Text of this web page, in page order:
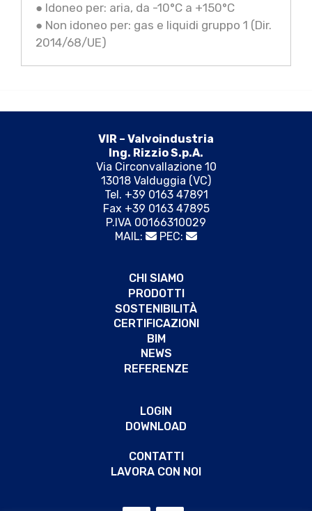
● Idoneo per: aria, da -10°C a +150°C
● Non idoneo per: gas e liquidi gruppo 1 (Dir.
2014/68/UE)
VIR – Valvoindustria
Ing. Rizzio S.p.A.
Via Circonvallazione 10
13018 Valduggia (VC)
Tel. +39 0163 47891
Fax +39 0163 47895
P.IVA 00166310029
MAIL:
PEC:
CHI SIAMO
PRODOTTI
SOSTENIBILITÀ
CERTIFICAZIONI
BIM
NEWS
REFERENZE
LOGIN
DOWNLOAD
CONTATTI
LAVORA CON NOI